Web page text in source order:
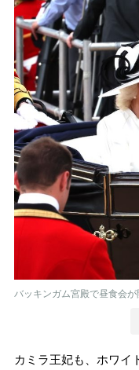
バッキンガム宮殿で昼食会
カミラ王妃も、ホワイ